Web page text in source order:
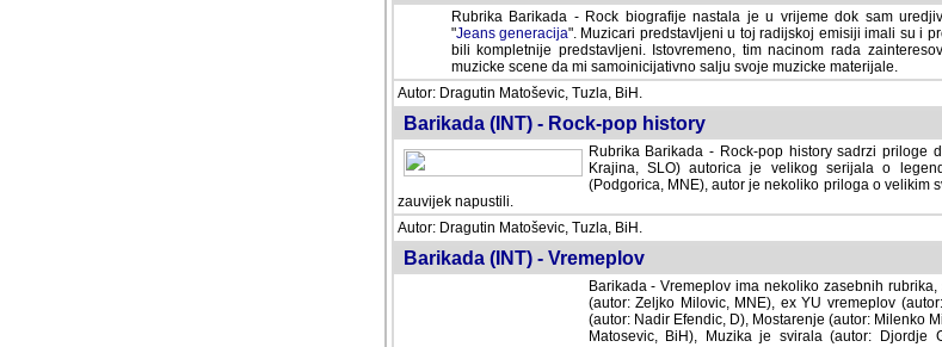
Rubrika Barikada - Rock biografije nastala je u vrijeme dok sam
"Jeans generacija". Muzicari predstavljeni u toj radijskoj emisiji imali su i
bili kompletnije predstavljeni. Istovremeno, tim nacinom rada
muzicke scene da mi samoinicijativno salju svoje muzicke materijale.
Autor: Dragutin Matoševic, Tuzla, BiH.
Barikada (INT) - Rock-pop history
Rubrika Barikada - Rock-pop history sadrzi priloge
Krajina, SLO) autorica je velikog serijala o
(Podgorica, MNE), autor je nekoliko priloga o velikim
zauvijek napustili.
Autor: Dragutin Matoševic, Tuzla, BiH.
Barikada (INT) - Vremeplov
Barikada - Vremeplov ima nekoliko zasebnih
(autor: Zeljko Milovic, MNE), ex YU vremeplov
(autor: Nadir Efendic, D), Mostarenje (autor: Milenko
Matosevic, BiH), Muzika je svirala (autor: Djordje